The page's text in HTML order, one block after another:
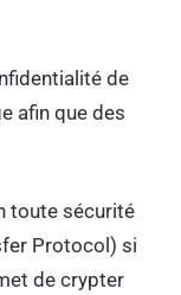
de
afin que des
toute sécurité
Protocol) si
de crypter